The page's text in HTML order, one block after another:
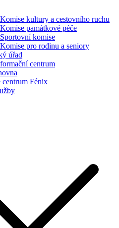
Komise kultury a cestovního ruchu
Komise památkové péče
Sportovní komise
Komise pro rodinu a seniory
úřad
centrum
centrum Fénix